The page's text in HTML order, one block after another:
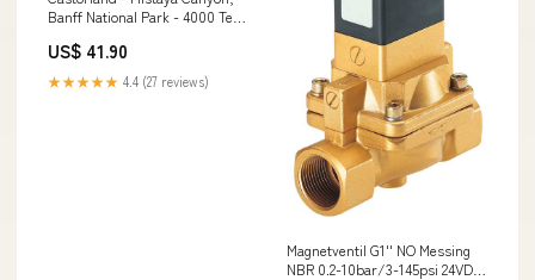
Banff National Park - 4000 Teile
US$ 41.90
★★★★★ 4.4 (27 reviews)
Magnetventil G1'' NO Messing
NBR 0.2-10bar/3-145psi 24VDC